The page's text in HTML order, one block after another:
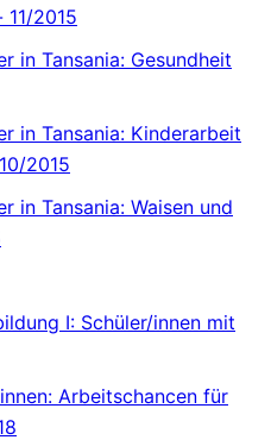
2015
in Tansania: Gesundheit
in Tansania: Kinderarbeit
2015
in Tansania: Waisen und
I: Schüler/innen mit
Arbeitschancen für